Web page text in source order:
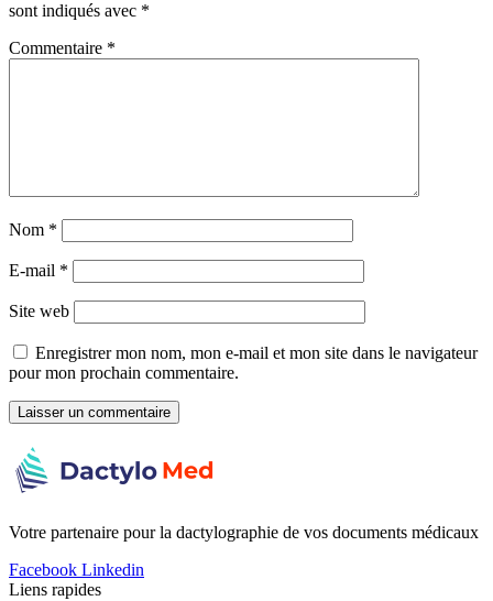
sont indiqués avec *
Commentaire *
Nom *
E-mail *
Site web
Enregistrer mon nom, mon e-mail et mon site dans le navigateur
pour mon prochain commentaire.
Votre partenaire pour la dactylographie de vos documents médicaux
Facebook Linkedin
Liens rapides